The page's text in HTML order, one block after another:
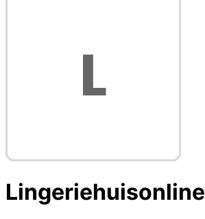
Lingeriehuisonline